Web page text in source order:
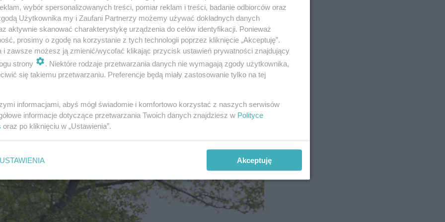
i znaleźć odpowiednie dla siebie
sobie z problemem fałszywego głodu.
wybór spersonalizowanych treści, pomiar reklam i treści, badanie odbiorców oraz
Użytkownika my i Zaufani Partnerzy możemy używać dokładnych danych
aktywnie skanować charakterystykę urządzenia do celów identyfikacji. Ponieważ
prosimy o zgodę na korzystanie z tych technologii poprzez kliknięcie „Akceptuję”.
i zawsze możesz ją zmienić/wycofać klikając przycisk ustawień prywatności znajdujący
strony
. Niektóre rodzaje przetwarzania danych nie wymagają zgody użytkownika,
się takiemu przetwarzaniu. Preferencje będą miały zastosowanie tylko na tej
informacjami, abyś mógł świadomie i komfortowo korzystać z naszych serwisów
informacje dotyczące przetwarzania Twoich danych znajdziesz w Polityce
oraz po kliknięciu w „Ustawienia”.
USTAWIENIA Akceptuję